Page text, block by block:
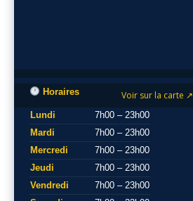
Voir sur la carte ↗
Horaires
Lundi
7h00 – 23h00
Mardi
7h00 – 23h00
Mercredi
7h00 – 23h00
Jeudi
7h00 – 23h00
Vendredi
7h00 – 23h00